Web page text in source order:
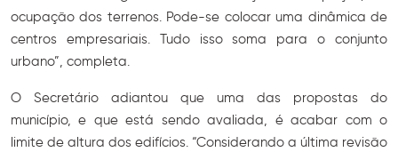
ocupação dos terrenos. Pode-se colocar uma dinâmica de
centros empresariais. Tudo isso soma para o conjunto
urbano”, completa.
O Secretário adiantou que uma das propostas do
município, e que está sendo avaliada, é acabar com o
limite de altura dos edifícios. “Considerando a última revisão